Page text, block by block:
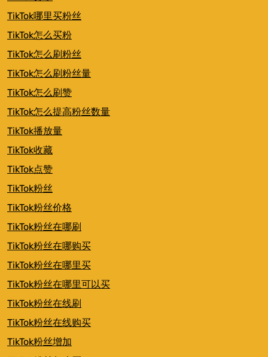
TikTok哪里买粉丝
TikTok怎么买粉
TikTok怎么刷粉丝
TikTok怎么刷粉丝量
TikTok怎么刷赞
TikTok怎么提高粉丝数量
TikTok播放量
TikTok收藏
TikTok点赞
TikTok粉丝
TikTok粉丝价格
TikTok粉丝在哪刷
TikTok粉丝在哪购买
TikTok粉丝在哪里买
TikTok粉丝在哪里可以买
TikTok粉丝在线刷
TikTok粉丝在线购买
TikTok粉丝增加